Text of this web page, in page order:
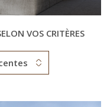
AGENCE
VOS CRITÈRES